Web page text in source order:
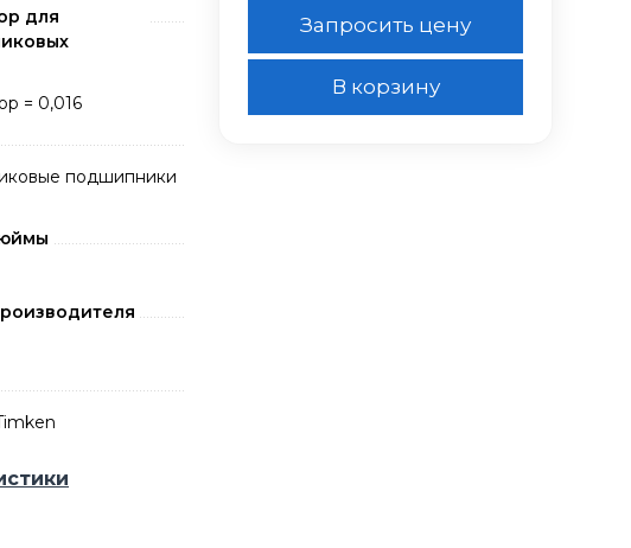
для
= 0,016
подшипники
Запросить цену
В корзину